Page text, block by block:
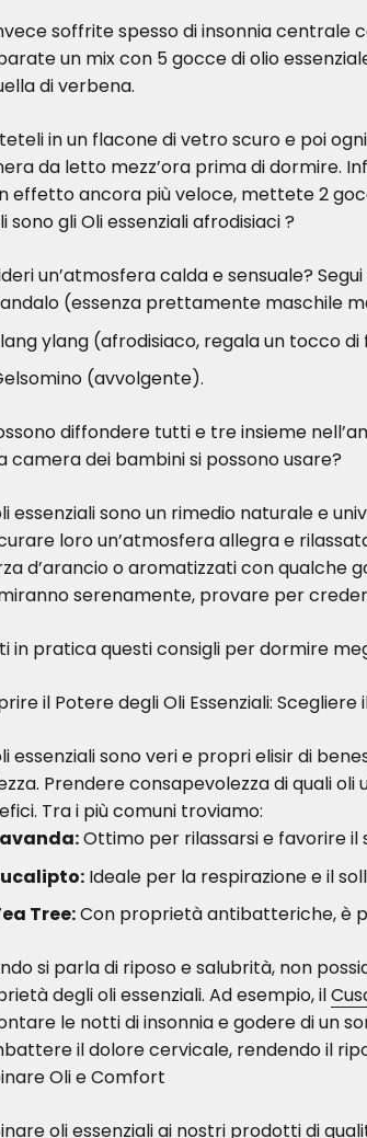
soffrite spesso di insonnia centrale
un mix con 5 gocce di olio
di verbena.
in un flacone di vetro scuro e poi
da letto mezz’ora prima di dormire.
effetto ancora più veloce, mettete 2
sono gli Oli essenziali afrodisiaci ?
un’atmosfera calda e sensuale?
(essenza prettamente maschile
ylang (afrodisiaco, regala un tocco
(avvolgente).
diffondere tutti e tre insieme
camera dei bambini si possono usare?
essenziali sono un rimedio naturale e
loro un’atmosfera allegra e
d’arancio o aromatizzati con qualche
serenamente, provare per
in pratica questi consigli per dormire
il Potere degli Oli Essenziali: Scegliere
essenziali sono veri e propri elisir di
Prendere consapevolezza di quali
Tra i più comuni troviamo:
Ottimo per rilassarsi e favorire il
Ideale per la respirazione e il
Tree:Con proprietà antibatteriche, è
si parla di riposo e salubrità, non
degli oli essenziali. Ad esempio, il
le notti di insonnia e godere di un
il dolore cervicale, rendendo il
Oli e Comfort
oli essenziali ai nostri prodotti di